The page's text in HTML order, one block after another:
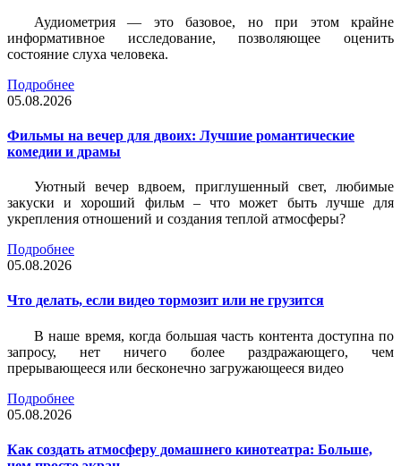
Аудиометрия — это базовое, но при этом крайне
информативное исследование, позволяющее оценить
состояние слуха человека.
Подробнее
05.08.2026
Фильмы на вечер для двоих: Лучшие романтические
комедии и драмы
Уютный вечер вдвоем, приглушенный свет, любимые
закуски и хороший фильм – что может быть лучше для
укрепления отношений и создания теплой атмосферы?
Подробнее
05.08.2026
Что делать, если видео тормозит или не грузится
В наше время, когда большая часть контента доступна по
запросу, нет ничего более раздражающего, чем
прерывающееся или бесконечно загружающееся видео
Подробнее
05.08.2026
Как создать атмосферу домашнего кинотеатра: Больше,